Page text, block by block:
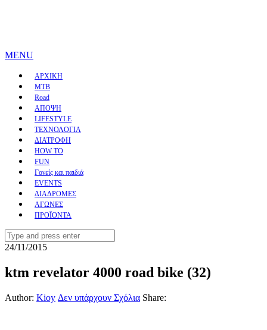
MENU
ΑΡΧΙΚΗ
MTB
Road
ΑΠΟΨΗ
LIFESTYLE
ΤΕΧΝΟΛΟΓΙΑ
ΔΙΑΤΡΟΦΗ
HOW TO
FUN
Γονείς και παιδιά
EVENTS
ΔΙΑΔΡΟΜΕΣ
ΑΓΩΝΕΣ
ΠΡΟΪΟΝΤΑ
Search
for:
24/11/2015
ktm revelator 4000 road bike (32)
Author: Kioy Δεν υπάρχουν Σχόλια Share: